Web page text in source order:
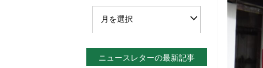
ニュースレターの最新記事